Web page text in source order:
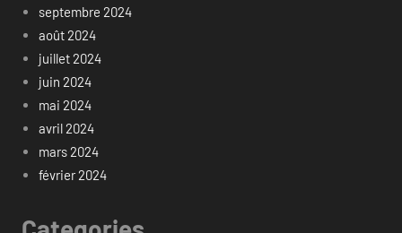
septembre 2024
août 2024
juillet 2024
juin 2024
mai 2024
avril 2024
mars 2024
février 2024